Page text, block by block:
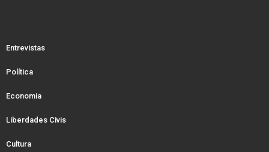
Entrevistas
Política
Economia
Liberdades Civis
Cultura